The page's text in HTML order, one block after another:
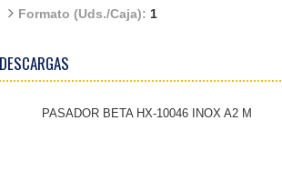
Formato (Uds./Caja): 1
DESCARGAS
PASADOR BETA HX-10046 INOX A2 M